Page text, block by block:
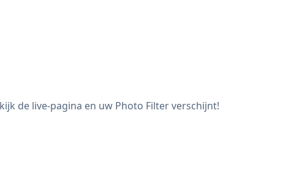
de live-pagina en uw Photo Filter verschijnt!